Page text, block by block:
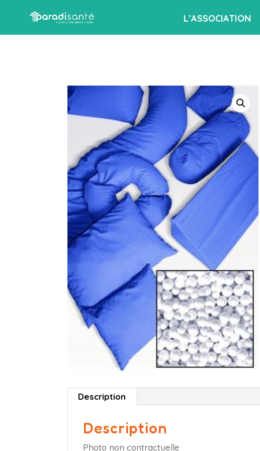
L’ASSOCIATION
Description
Description
Photo non contractuelle